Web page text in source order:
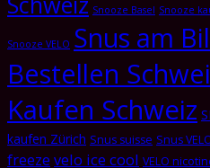
Snooze Basel Snooze
Snooze VELO Snus am
Bestellen
Kaufen Schweiz
kaufen Zürich Snus suisse Snus
freeze velo ice cool VELO